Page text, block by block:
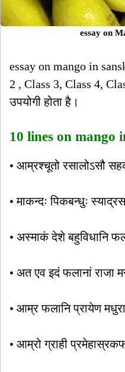
essay on
essay on mango in
2 , Class 3, Class 4,
उपयोगी होता है।
10 lines on mango
• आम्रश्चूतो रसालोऽसौ
• माकन्दः पिकबन्धुः
• अस्माकं देशे बहुविधानि
• अत एव इदं फलानां राजा
• आम्र फलानि प्रायेण
• आम्रो ग्राही